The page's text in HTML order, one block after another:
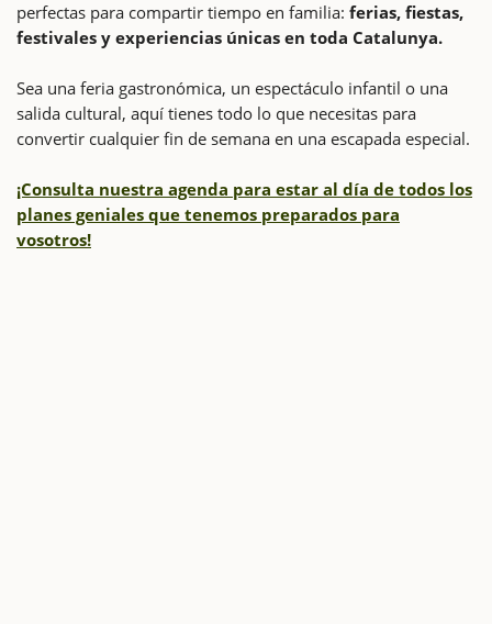
perfectas para compartir tiempo en familia: ferias, fiestas,
festivales y experiencias únicas en toda Catalunya.
Sea una feria gastronómica, un espectáculo infantil o una
salida cultural, aquí tienes todo lo que necesitas para
convertir cualquier fin de semana en una escapada especial.
¡Consulta nuestra agenda para estar al día de todos los
planes geniales que tenemos preparados para
vosotros!